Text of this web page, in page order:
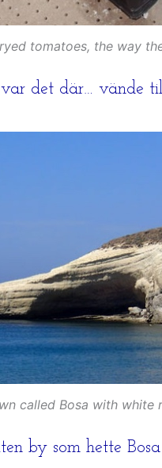
tomatoes, the way
det där… vände
called Bosa with white
by som hette